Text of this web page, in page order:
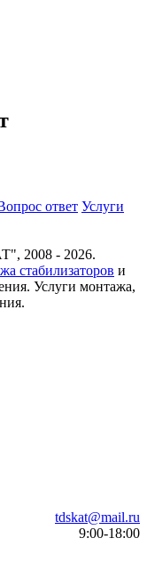
ответ Услуги
, 2008 - 2026.
стабилизаторов и
Услуги монтажа,
tdskat@mail.ru
9:00-18:00